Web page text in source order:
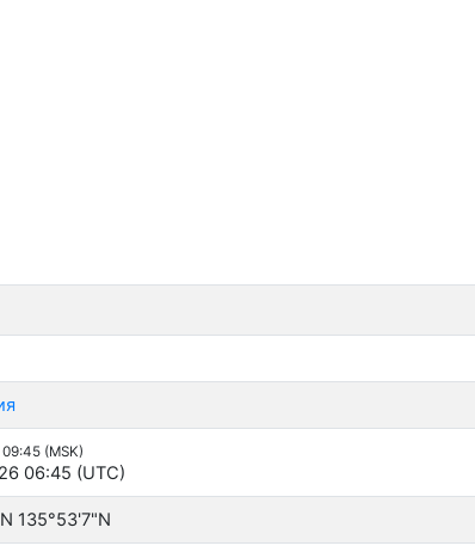
(MSK)
06:45 (UTC)
135°53'7"N